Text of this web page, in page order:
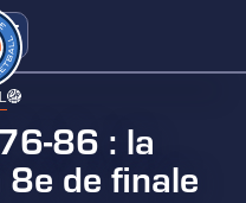
86 : la
de finale